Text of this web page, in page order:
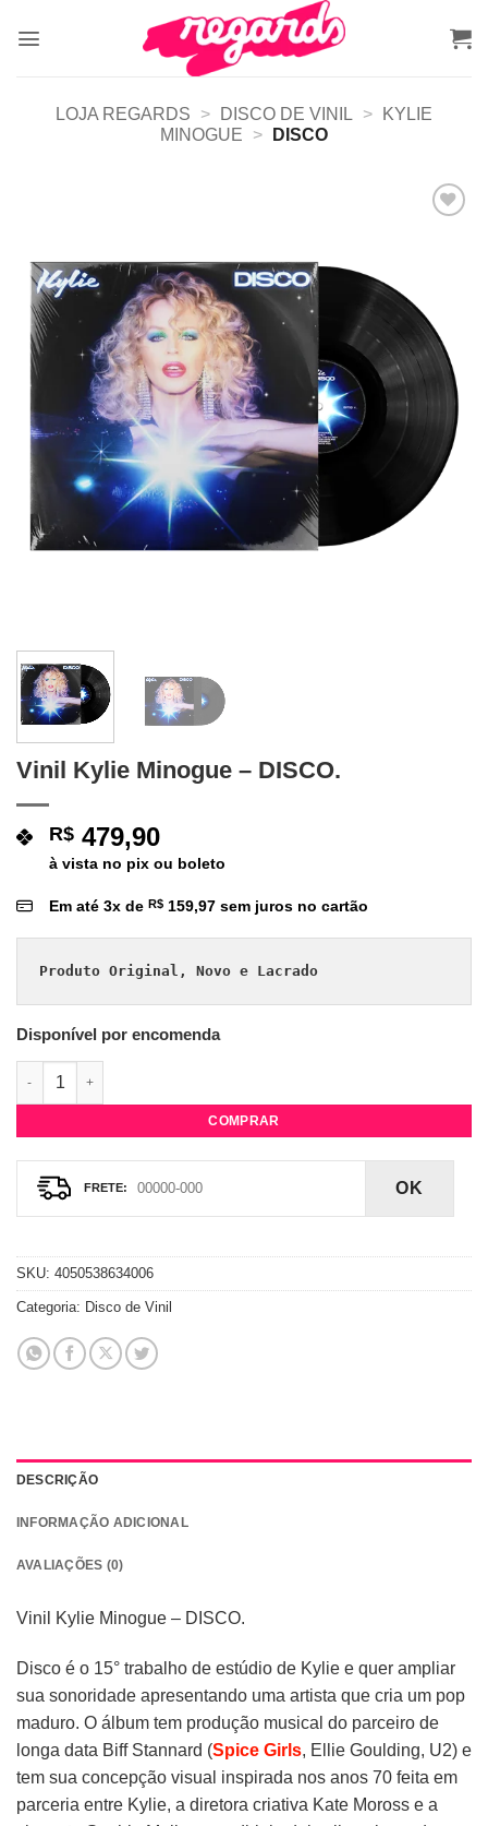
LOJA REGARDS > DISCO DE VINIL >
KYLIE
MINOGUE
> DISCO
Vinil Kylie Minogue – DISCO.
R$ 479,90
à vista no pix ou boleto
Em até 3x de R$ 159,97 sem juros no cartão
Produto Original, Novo e Lacrado
Disponível por encomenda
Vinil Kylie Minogue - DISCO. quantidade
COMPRAR
OK
SKU: 4050538634006
Categoria: Disco de Vinil
DESCRIÇÃO
INFORMAÇÃO ADICIONAL
AVALIAÇÕES (0)
Vinil Kylie Minogue – DISCO.
Disco é o 15° trabalho de estúdio de Kylie e quer ampliar
sua sonoridade apresentando uma artista que cria um pop
maduro. O álbum tem produção musical do parceiro de
longa data Biff Stannard (Spice Girls, Ellie Goulding, U2) e
tem sua concepção visual inspirada nos anos 70 feita em
parceria entre Kylie, a diretora criativa Kate Moross e a